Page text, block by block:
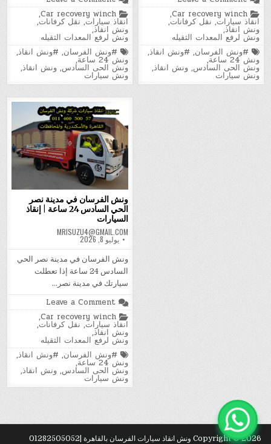
ونش
الفرسان
في
نصر
الحي
السادس
24
ساعة
ونش
Posted
in
Car recovery winch
,
انقاذ سيارات, نقل كرفانات,
ونش انقاذ,
ونش لرفع المعدات الثقيله
Tagged
#ونش الفرسان, #ونش انقاذ,
ونش 24 ساعة ,
ونش الحى السادس,ونش انقاذ,
ونش سيارات
ونش
الفرسان
في
نصر
الحي
السادس
24
ساعة
إنقاذ
Posted
in
Car recovery winch
,
انقاذ سيارات, نقل كرفانات,
ونش انقاذ,
ونش لرفع المعدات الثقيله
Tagged
#ونش الفرسان, #ونش انقاذ,
ونش 24 ساعة ,
ونش الحى السادس,ونش انقاذ,
ونش سيارات
ونش الفرسان في مدينة نصر
الحي السادس 24 ساعة | إنقاذ
السيارات
MRISUZU4@GMAIL.COM
يوليو 8, 2026
ونش الفرسان في مدينة نصر الحي
السادس 24 ساعة إذا تعطلت
سيارتك في مدينة نصر…
Leave a Comment
ونش
الفرسان
في
نصر
الحي
السادس
24
ساعة
إنقاذ
Posted
in
Car recovery winch
,
انقاذ سيارات, نقل كرفانات,
ونش انقاذ,
ونش لرفع المعدات الثقيله
Tagged
#ونش الفرسان, #ونش انقاذ,
ونش 24 ساعة ,
ونش الحى السادس,ونش انقاذ,
ونش سيارات
Copyright © 2026 ونش انقاذ سيارات الفرسان بالقاهرة |01282505052